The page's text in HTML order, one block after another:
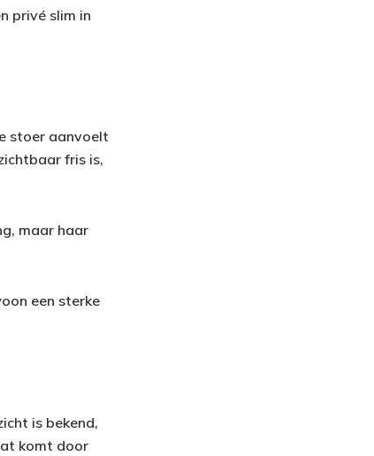
privé slim in
stoer aanvoelt
fris is,
maar haar
een sterke
is bekend,
komt door